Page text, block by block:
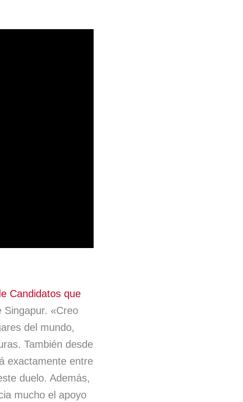
Candidatos que
Singapur. «Creo
del mundo,
También desde
exactamente entre
duelo. Además,
mucho el apoyo